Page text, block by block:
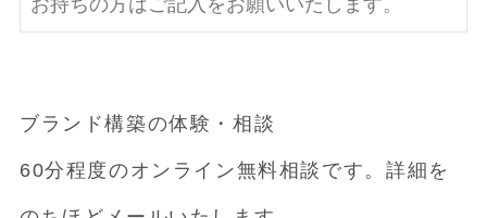
ブランド構築の体験・相談
60分程度のオンライン無料相談です。詳細を